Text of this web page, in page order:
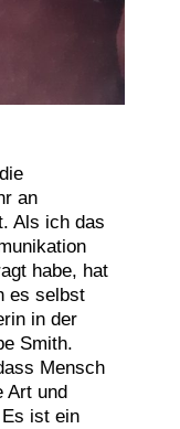
an
Als ich das
habe, hat
es selbst
in der
Smith.
Mensch
Art und
ist ein